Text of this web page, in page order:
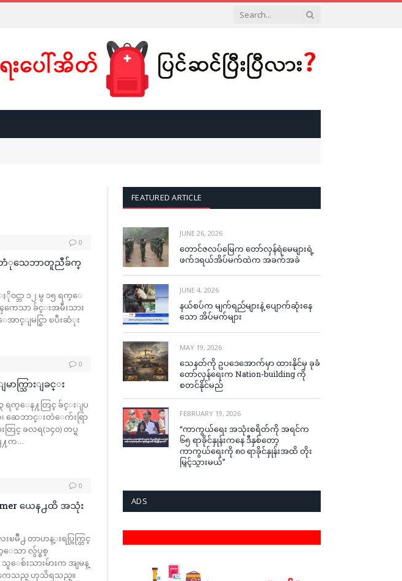
0
ဘံုသေဘာတူညီခ်က္
၀င္ဘာ ၁၂ မွ ၁၅ ရက္ေ
ကေသာ ခ်င္းအမ်ဴိးသား
င္ျမင္စြာ ၿပီးဆံုး
0
ာက္သြားျခင္း
၁၃ ရက္ေန႔တြင္ ခ်င္းျပ
ဆေဘာင္းတဲေက်းရြာ
ြင္ ခလရ(၁၄၀) တပ္ရ
႔က…
0
ယေန႕ထိ အသုံး
႕ တာဟန္းရပ္ကြက္တြင္
ေသာ လွ်ပ္စစ္
ေစ်းသားမ်ားက အျမန္
ကသည္ ဟုသိရသည္။
FEATURED ARTICLE
JUNE 26, 2026
တောင်ဇလပ်မြေက တော်လှန်ရဲမေများရဲ့
ဖက်ဒရယ်အိပ်မက်ထဲက အခက်အခဲ
JUNE 4, 2026
နယ်စပ်က မျက်ရည်များနဲ့ ပျောက်ဆုံးနေ
သော အိပ်မက်များ
MAY 19, 2026
သေနတ်ကို ဥပဒေအောက်မှာ ထားနိုင်မှ ခုခံ
တော်လှန်ရေးက Nation-building ကို
စတင်နိုင်မည်
FEBRUARY 19, 2026
“ကာကွယ်ရေး အသုံးစရိတ်ကို အရင်က
၆၅ ရာခိုင်နှုန်းကနေ ဒီနှစ်တော့
ကာကွယ်ရေးကို ၈၀ ရာခိုင်နှုန်းအထိ တိုး
မြှင့်သွားမယ်”
ADS